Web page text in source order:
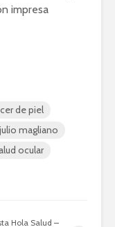
impresa
de piel
julio magliano
ocular
Hola Salud –